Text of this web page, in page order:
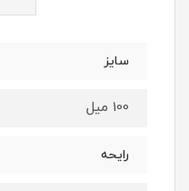
سایز
100 میل
رایحه